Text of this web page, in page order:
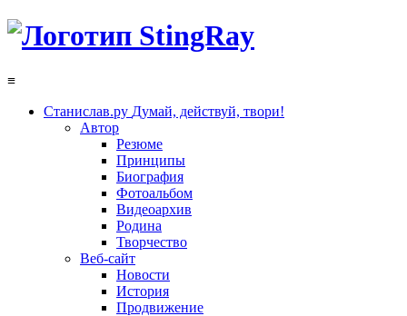
≡
Станислав.ру Думай, действуй, твори!
Автор
Резюме
Принципы
Биография
Фотоальбом
Видеоархив
Родина
Творчество
Веб-сайт
Новости
История
Продвижение